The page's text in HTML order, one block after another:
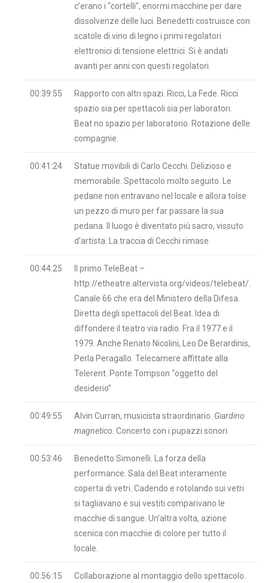
c’erano i “cortelli”, enormi macchine per dare
dissolvenze delle luci. Benedetti costruisce con
scatole di vino di legno i primi regolatori
elettronici di tensione elettrici. Si è andati
avanti per anni con questi regolatori.
00:39:55
Rapporto con altri spazi. Ricci, La Fede. Ricci
spazio sia per spettacoli sia per laboratori.
Beat no spazio per laboratorio. Rotazione delle
compagnie.
00:41:24
Statue movibili di Carlo Cecchi. Delizioso e
memorabile. Spettacolo molto seguito. Le
pedane non entravano nel locale e allora tolse
un pezzo di muro per far passare la sua
pedana. Il luogo è diventato più sacro, vissuto
d’artista. La traccia di Cecchi rimase.
00:44:25
Il primo TeleBeat –
http://etheatre.altervista.org/videos/telebeat/.
Canale 66 che era del Ministero della Difesa.
Diretta degli spettacoli del Beat. Idea di
diffondere il teatro via radio. Fra il 1977 e il
1979. Anche Renato Nicolini, Leo De Berardinis,
Perla Peragallo. Telecamere affittate alla
Telerent. Ponte Tompson “oggetto del
desiderio”
00:49:55 Alvin Curran, musicista straordinario. Giardino
magnetico . Concerto con i pupazzi sonori.
00:53:46
Benedetto Simonelli. La forza della
performance. Sala del Beat interamente
coperta di vetri. Cadendo e rotolando sui vetri
si tagliavano e sui vestiti comparivano le
macchie di sangue. Un’altra volta, azione
scenica con macchie di colore per tutto il
locale.
00:56:15 Collaborazione al montaggio dello spettacolo.